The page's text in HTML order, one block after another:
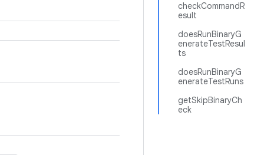
checkCommandR
esult
doesRunBinaryG
enerateTestResul
ts
doesRunBinaryG
enerateTestRuns
getSkipBinaryCh
eck